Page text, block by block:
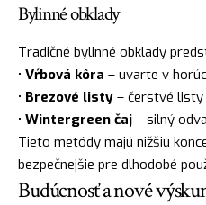
Bylinné obklady
Tradičné bylinné obklady
• Vŕbová kôra – uvarte v
• Brezové listy – čerstvé
• Wintergreen čaj – silný
Tieto metódy majú nižšiu
bezpečnejšie pre dlhodobé
Budúcnosť a nové